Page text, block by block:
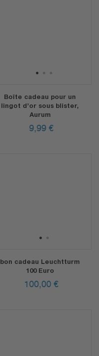
1 2 3
Boîte cadeau pour un
lingot d’or sous blister,
Aurum
9,99 €
1 2
bon cadeau Leuchtturm
100 Euro
100,00 €